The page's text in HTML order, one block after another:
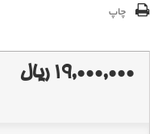
چاپ
19,000,000 ریال